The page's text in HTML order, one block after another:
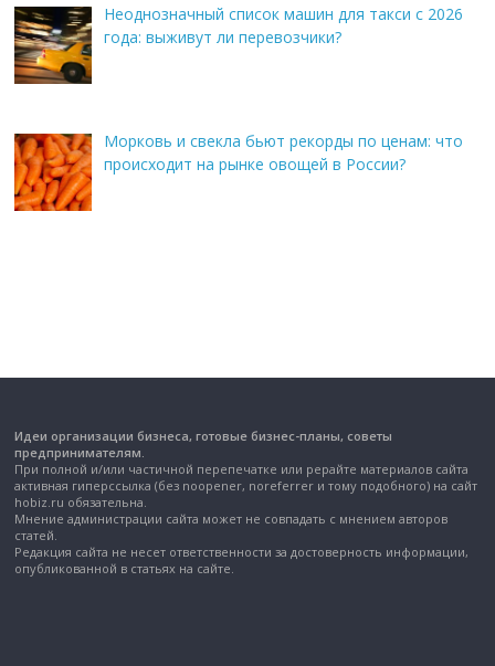
Неоднозначный список машин для такси с 2026
года: выживут ли перевозчики?
Морковь и свекла бьют рекорды по ценам: что
происходит на рынке овощей в России?
Идеи организации бизнеса, готовые бизнес-планы, советы
предпринимателям.
При полной и/или частичной перепечатке или рерайте материалов сайта
активная гиперссылка (без noopener, noreferrer и тому подобного) на сайт
hobiz.ru обязательна.
Мнение администрации сайта может не совпадать с мнением авторов
статей.
Редакция сайта не несет ответственности за достоверность информации,
опубликованной в статьях на сайте.